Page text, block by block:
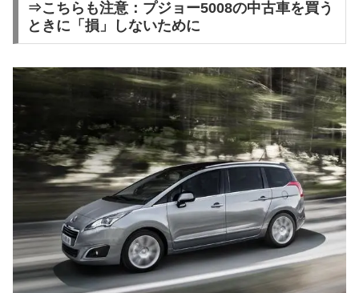
⇒こちらも注意：プジョー5008の中古車を買う
ときに「損」しないために